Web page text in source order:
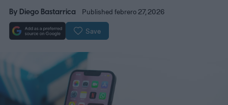
By Diego Bastarrica Published febrero 27, 2026
Save